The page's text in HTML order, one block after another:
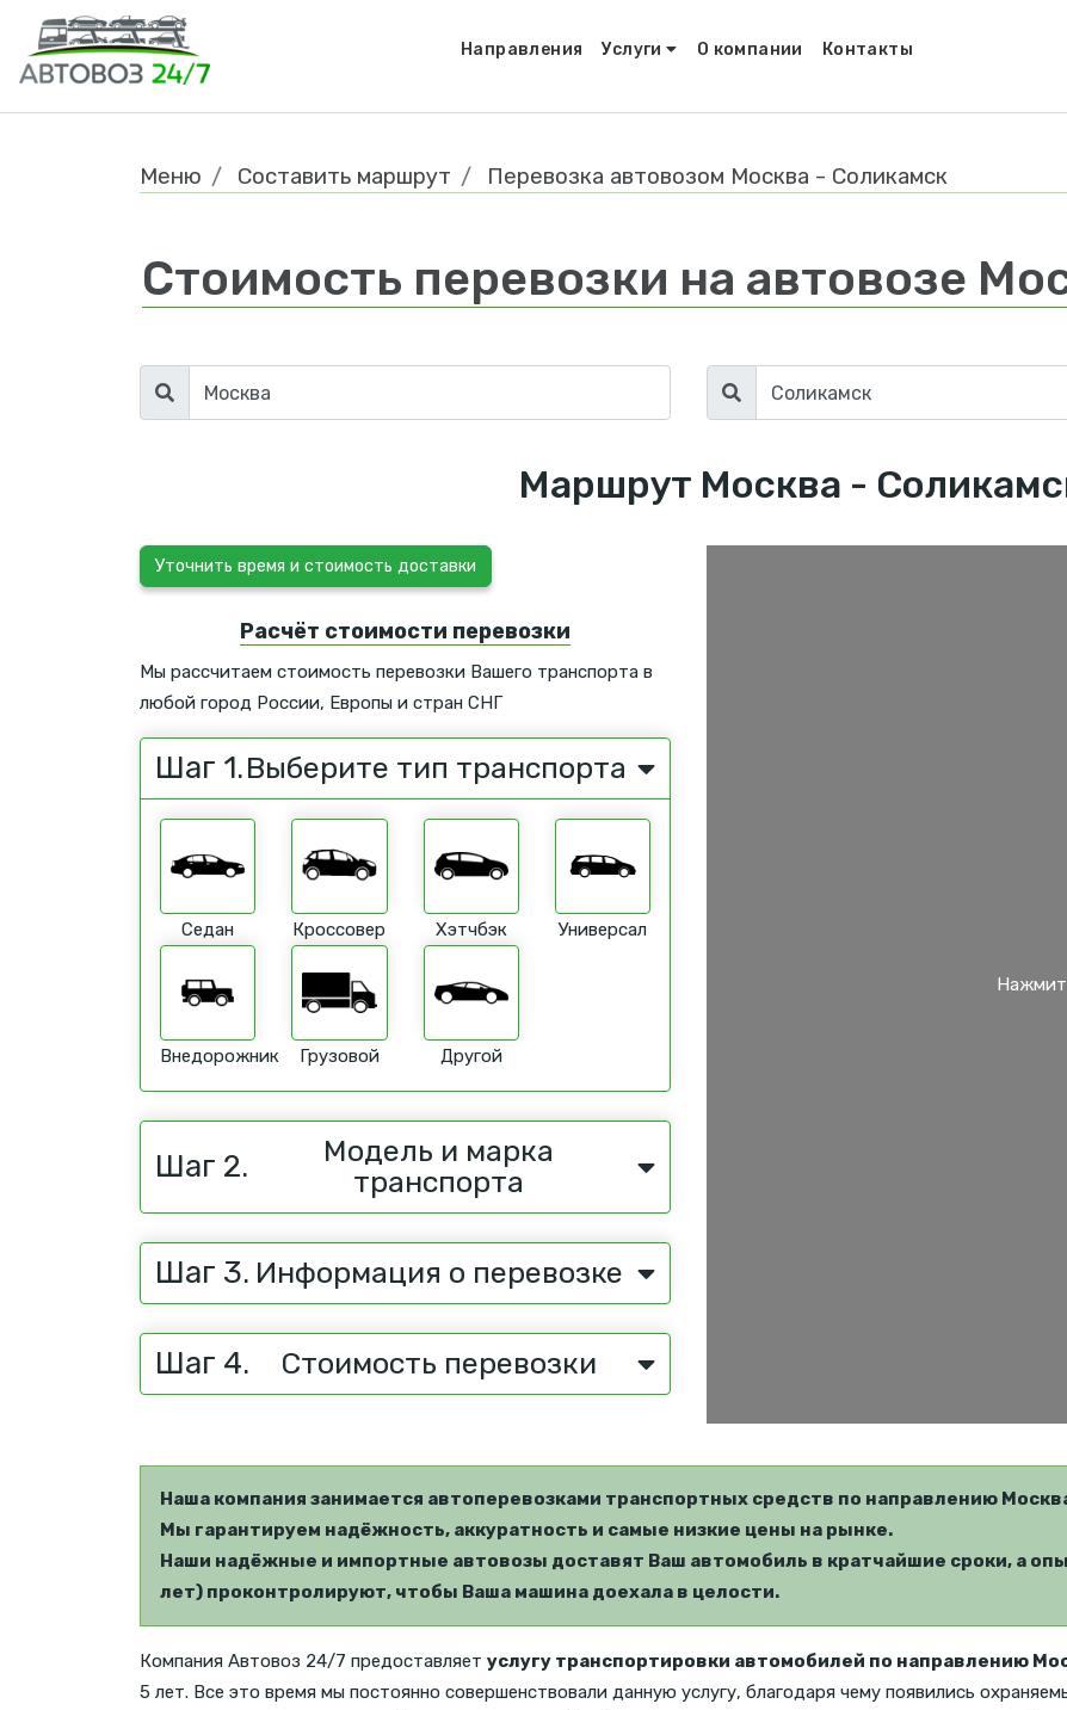
Направления Услуги О компании Контакты
Меню Составить маршрут Перевозка автовозом Москва - Соликамск
Стоимость перевозки на автовозе
Маршрут Москва -
Уточнить время и стоимость доставки
Расчёт стоимости перевозки
Мы рассчитаем стоимость перевозки Вашего транспорта в
любой город России, Европы и стран СНГ
Шаг 1.Выберите тип транспорта
Седан Кроссовер Хэтчбэк Универсал
Внедорожник Грузовой Другой
Шаг 2.
Модель и марка
транспорта
Шаг 3. Информация о перевозке
Шаг 4. Стоимость перевозки
Наша компания занимается автоперевозками транспортных средств по направлению
Мы гарантируем надёжность, аккуратность и самые низкие цены на рынке.
Наши надёжные и импортные автовозы доставят Ваш автомобиль в кратчайшие сроки, а
лет) проконтролируют, чтобы Ваша машина доехала в целости.
Компания Автовоз 24/7 предоставляет услугу транспортировки автомобилей по направлению
5 лет. Все это время мы постоянно совершенствовали данную услугу, благодаря чему появились